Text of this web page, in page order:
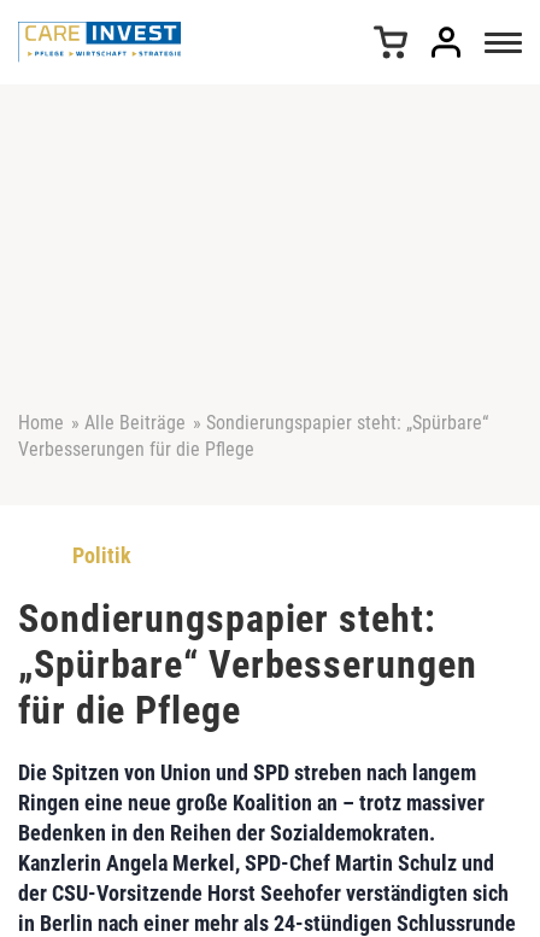
Home » Alle Beiträge » Sondierungspapier steht: „Spürbare“
Verbesserungen für die Pflege
Politik
Sondierungspapier steht:
„Spürbare“ Verbesserungen
für die Pflege
Die Spitzen von Union und SPDstreben nach langem
Ringen eine neue große Koalition an – trotz massiver
Bedenken in den Reihen der Sozialdemokraten.
Kanzlerin Angela Merkel , SPD-Chef Martin Schulzund
der CSU-Vorsitzende Horst Seehoferverständigten sich
in Berlin nach einer mehr als 24-stündigen Schlussrunde